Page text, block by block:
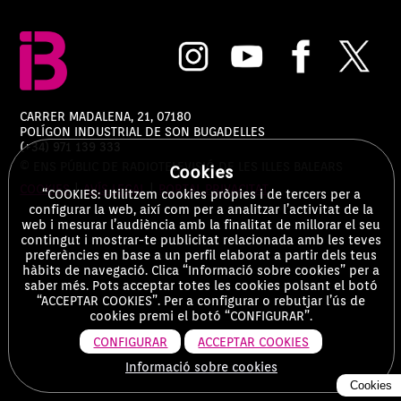
CARRER MADALENA, 21, 07180
POLÍGON INDUSTRIAL DE SON BUGADELLES
(+34) 971 139 333
© ENS PÚBLIC DE RADIOTELEVISIÓ DE LES ILLES BALEARS
COOKIES|AVÍS LEGAL| PORTAL PRIVACITAT
Cookies
Cookies
“COOKIES: Utilitzem cookies pròpies i de tercers per a
configurar la web, així com per a analitzar l’activitat de la
web i mesurar l’audiència amb la finalitat de millorar el seu
contingut i mostrar-te publicitat relacionada amb les teves
preferències en base a un perfil elaborat a partir dels teus
hàbits de navegació. Clica “Informació sobre cookies” per a
saber més. Pots acceptar totes les cookies polsant el botó
“ACCEPTAR COOKIES”. Per a configurar o rebutjar l’ús de
cookies premi el botó “CONFIGURAR”.
CONFIGURAR
ACCEPTAR COOKIES
Informació sobre cookies